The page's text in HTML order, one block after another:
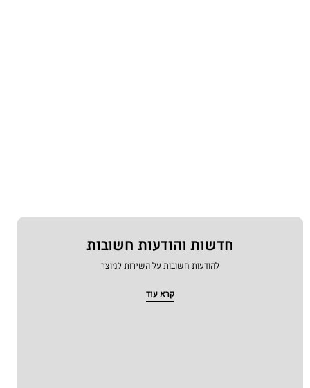
חדשות והודעות חשובות
להודעות חשובות על השירות למוצר
קרא עוד